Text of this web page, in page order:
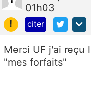
01h03
!
citer
Merci UF j'ai reçu
"mes forfaits"